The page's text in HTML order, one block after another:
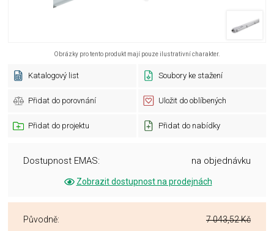
Obrázky pro tento produkt mají pouze ilustrativní charakter.
Katalogový list Soubory ke stažení
Přidat do porovnání Uložit do oblíbených
Přidat do projektu Přidat do nabídky
Dostupnost EMAS: na objednávku
Zobrazit dostupnost na prodejnách
Původně:
7 043,52 Kč